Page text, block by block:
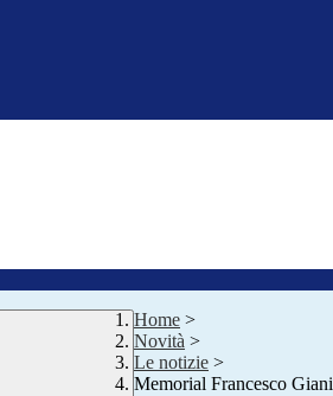
Home >
Novità >
Le notizie >
Memorial Francesco Giani